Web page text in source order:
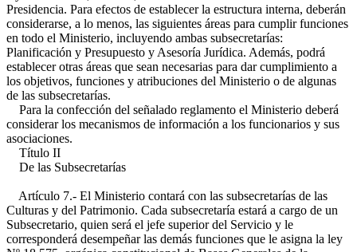
Presidencia. Para efectos de establecer la estructura interna, deberán
considerarse, a lo menos, las siguientes áreas para cumplir funciones
en todo el Ministerio, incluyendo ambas subsecretarías:
Planificación y Presupuesto y Asesoría Jurídica. Además, podrá
establecer otras áreas que sean necesarias para dar cumplimiento a
los objetivos, funciones y atribuciones del Ministerio o de algunas
de las subsecretarías.
Para la confección del señalado reglamento el Ministerio deberá
considerar los mecanismos de información a los funcionarios y sus
asociaciones.
Título II
De las Subsecretarías
Artículo 7.- El Ministerio contará con las subsecretarías de las
Culturas y del Patrimonio. Cada subsecretaría estará a cargo de un
Subsecretario, quien será el jefe superior del Servicio y le
corresponderá desempeñar las demás funciones que le asigna la ley